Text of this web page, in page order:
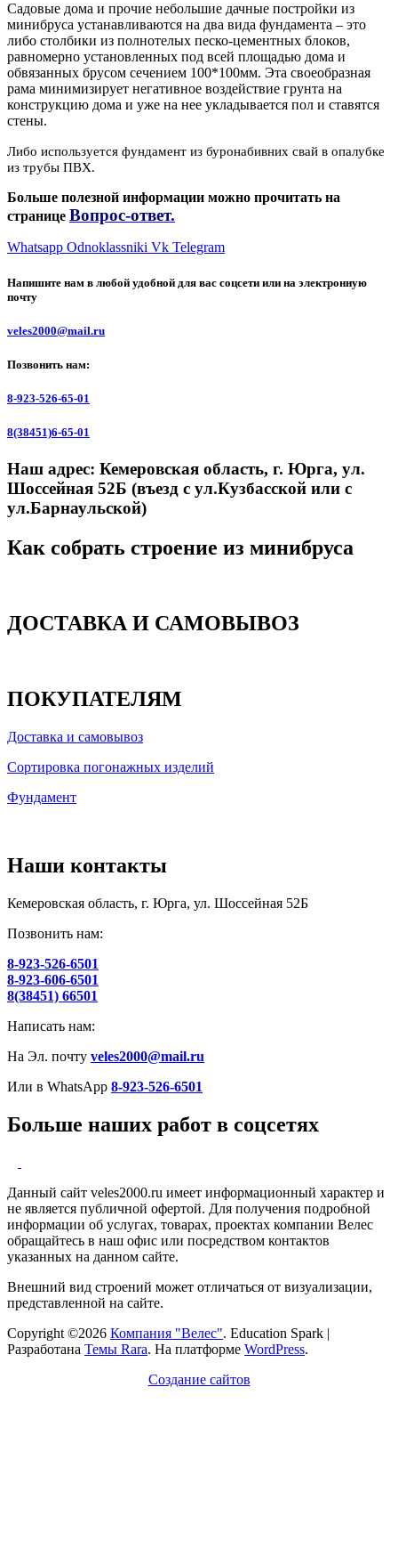
Садовые дома и прочие небольшие дачные постройки из
минибруса устанавливаются на два вида фундамента – это
либо столбики из полнотелых песко-цементных блоков,
равномерно установленных под всей площадью дома и
обвязанных брусом сечением 100*100мм. Эта своеобразная
рама минимизирует негативное воздействие грунта на
конструкцию дома и уже на нее укладывается пол и ставятся
стены.
Либо используется фундамент из буронабивних свай в опалубке
из трубы ПВХ.
Больше полезной информации можно прочитать на
странице Вопрос-ответ.
Whatsapp Odnoklassniki Vk Telegram
Напишите нам в любой удобной для вас соцсети или на электронную
почту
veles2000@mail.ru
Позвонить нам:
8-923-526-65-01
8(38451)6-65-01
Наш адрес: Кемеровская область, г. Юрга, ул.
Шоссейная 52Б (въезд с ул.Кузбасской или с
ул.Барнаульской)
Как собрать строение из минибруса
ДОСТАВКА И САМОВЫВОЗ
ПОКУПАТЕЛЯМ
Доставка и самовывоз
Сортировка погонажных изделий
Фундамент
Наши контакты
Кемеровская область, г. Юрга, ул. Шоссейная 52Б
Позвонить нам:
8-923-526-6501
8-923-606-6501
8(38451) 66501
Написать нам:
На Эл. почту veles2000@mail.ru
Или в WhatsApp 8-923-526-6501
Больше наших работ в соцсетях
Данный сайт veles2000.ru имеет информационный характер и
не является публичной офертой. Для получения подробной
информации об услугах, товарах, проектах компании Велес
обращайтесь в наш офис или посредством контактов
указанных на данном сайте.
Внешний вид строений может отличаться от визуализации,
представленной на сайте.
Copyright ©2026 Компания "Велес". Education Spark |
Разработана Темы Rara. На платформе WordPress.
Создание сайтов